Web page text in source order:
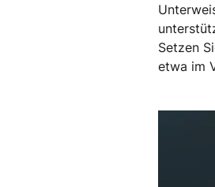
Setzen
etwa im